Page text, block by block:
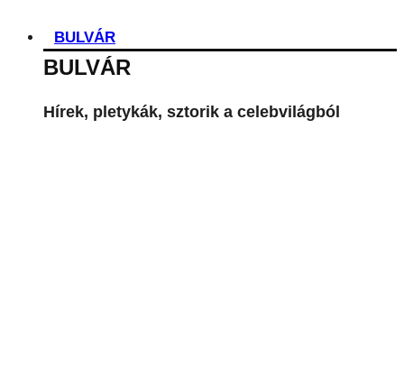
BULVÁR
BULVÁR
Hírek, pletykák, sztorik a celebvilágból